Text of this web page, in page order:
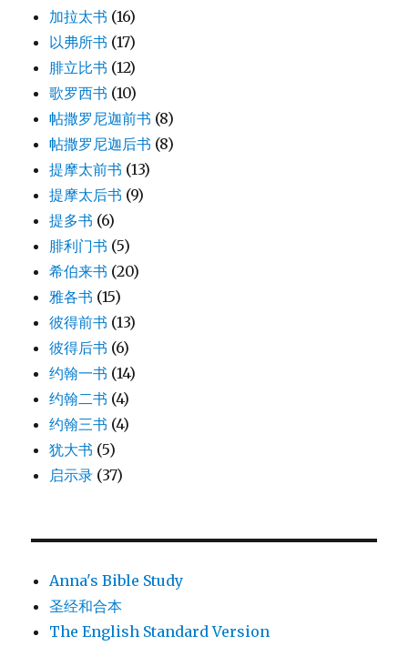
加拉太书 (16)
以弗所书 (17)
腓立比书 (12)
歌罗西书 (10)
帖撒罗尼迦前书 (8)
帖撒罗尼迦后书 (8)
提摩太前书 (13)
提摩太后书 (9)
提多书 (6)
腓利门书 (5)
希伯来书 (20)
雅各书 (15)
彼得前书 (13)
彼得后书 (6)
约翰一书 (14)
约翰二书 (4)
约翰三书 (4)
犹大书 (5)
启示录 (37)
Anna's Bible Study
圣经和合本
The English Standard Version